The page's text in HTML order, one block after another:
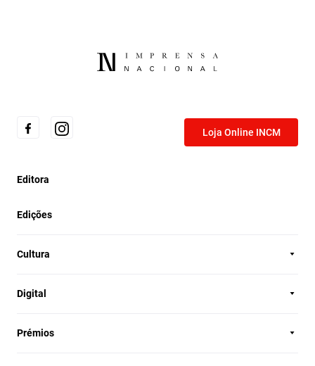
Loja Online INCM
Editora
Edições
Cultura
Digital
Prémios